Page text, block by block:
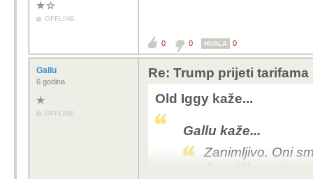
OFFLINE
0 0 HVALA 0
Gallu
6 godina
OFFLINE
Re: Trump prijeti
Old Iggy kaže...
Gallu kaže...
Zanimljivo. Oni
Američke